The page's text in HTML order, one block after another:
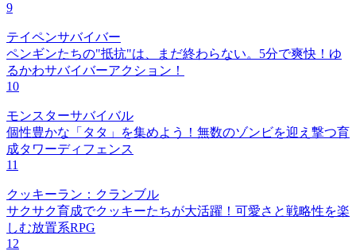
9
テイペンサバイバー
ペンギンたちの"抵抗"は、まだ終わらない。5分で爽快！ゆ
るかわサバイバーアクション！
10
モンスターサバイバル
個性豊かな「タタ」を集めよう！無数のゾンビを迎え撃つ育
成タワーディフェンス
11
クッキーラン：クランブル
サクサク育成でクッキーたちが大活躍！可愛さと戦略性を楽
しむ放置系RPG
12